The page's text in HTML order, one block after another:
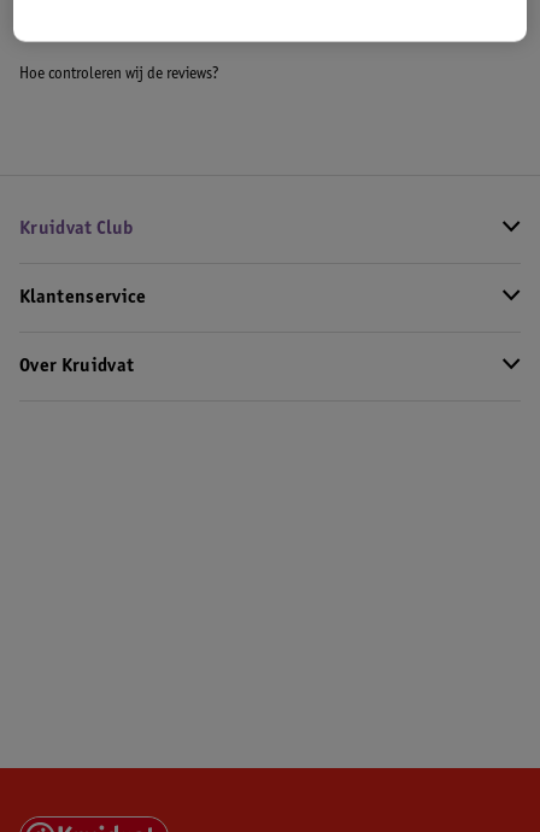
Hoe controleren wij de reviews?
Kruidvat Club
Klantenservice
Over Kruidvat